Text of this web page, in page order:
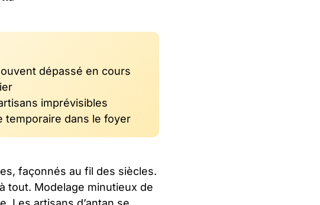
dépassé en cours
imprévisibles
temporaire dans le foyer
façonnés au fil des siècles.
tout. Modelage minutieux de